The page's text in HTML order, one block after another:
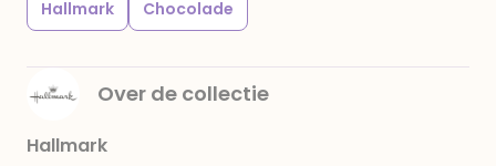
Hallmark
Chocolade
Over de collectie
Hallmark